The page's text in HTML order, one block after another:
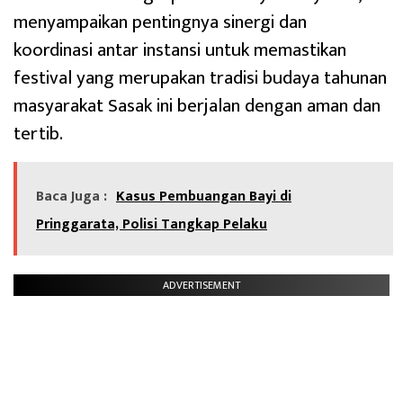
menyampaikan pentingnya sinergi dan
koordinasi antar instansi untuk memastikan
festival yang merupakan tradisi budaya tahunan
masyarakat Sasak ini berjalan dengan aman dan
tertib.
Baca Juga : Kasus Pembuangan Bayi di
Pringgarata, Polisi Tangkap Pelaku
ADVERTISEMENT